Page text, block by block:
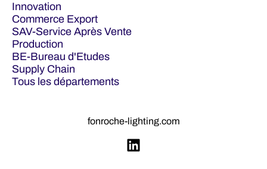
Innovation
Commerce Export
SAV-Service Après Vente
Production
BE-Bureau d'Etudes
Supply Chain
Tous les départements
fonroche-lighting.com